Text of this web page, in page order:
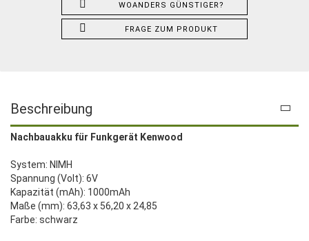
WOANDERS GÜNSTIGER?
FRAGE ZUM PRODUKT
Beschreibung
Nachbauakku für Funkgerät Kenwood
System: NIMH
Spannung (Volt): 6V
Kapazität (mAh): 1000mAh
Maße (mm): 63,63 x 56,20 x 24,85
Farbe: schwarz